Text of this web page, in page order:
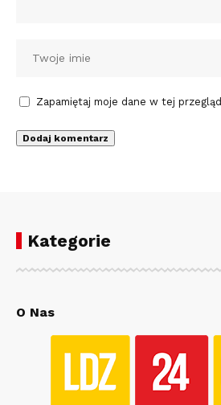
Zapamiętaj moje dane w tej
Kategorie
O Nas